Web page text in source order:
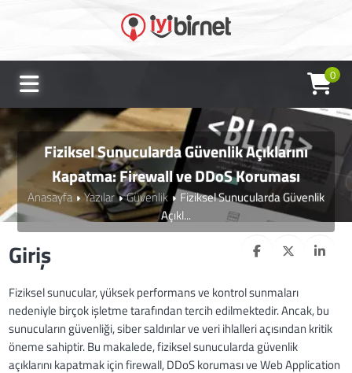
0
Fiziksel Sunucularda Güvenlik Açıklarını
Kapatma: Firewall ve DDoS Koruması
Anasayfa Yazılar Güvenlik
Fiziksel Sunucularda Güvenlik
Açıkl...
Giriş
Fiziksel sunucular, yüksek performans ve kontrol sunmaları
nedeniyle birçok işletme tarafından tercih edilmektedir. Ancak, bu
sunucuların güvenliği, siber saldırılar ve veri ihlalleri açısından kritik
öneme sahiptir. Bu makalede, fiziksel sunucularda güvenlik
açıklarını kapatmak için firewall, DDoS koruması ve Web Application